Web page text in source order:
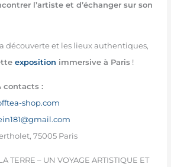
l’artiste et d’échanger sur son
découverte et les lieux authentiques,
exposition immersive à Paris!
contacts :
shop.com
75005 Paris
TERRE – UN VOYAGE ARTISTIQUE ET